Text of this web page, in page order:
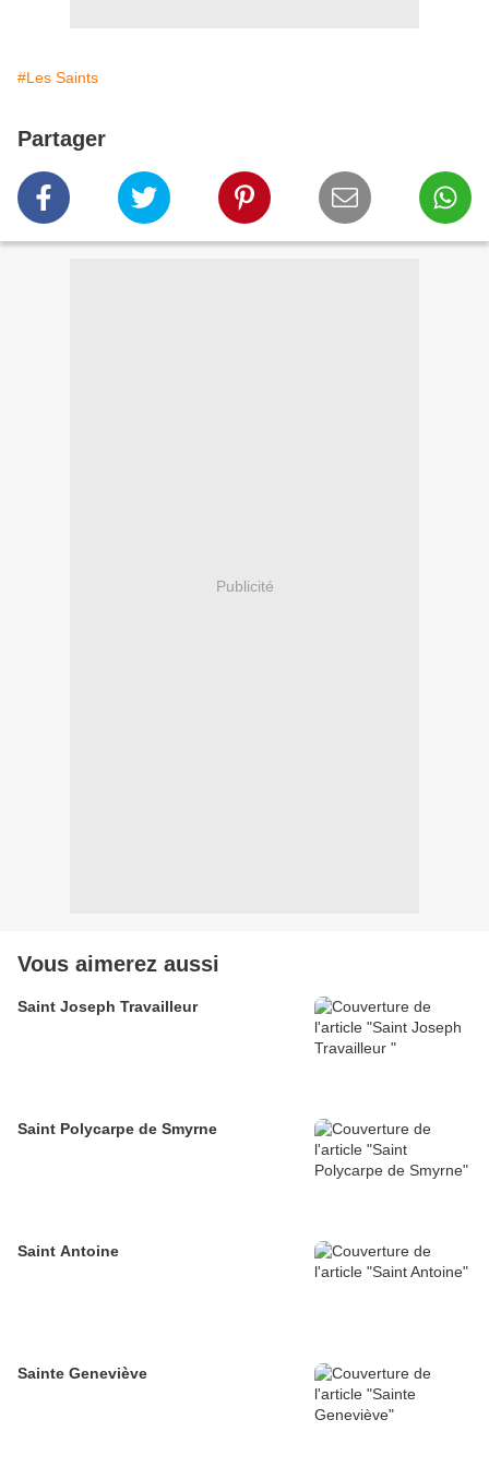
#Les Saints
Partager
Publicité
Vous aimerez aussi
Saint Joseph Travailleur
Saint Polycarpe de Smyrne
Saint Antoine
Sainte Geneviève